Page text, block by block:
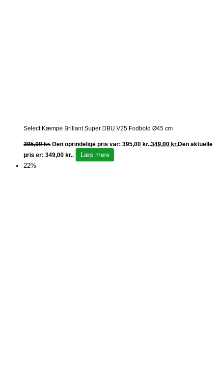
Select Kæmpe Brillant Super DBU V25 Fodbold Ø45 cm
395,00kr. Den oprindelige pris var: 395,00 kr..349,00 kr.Den aktuelle
pris er: 349,00 kr..
Læs mere
22%